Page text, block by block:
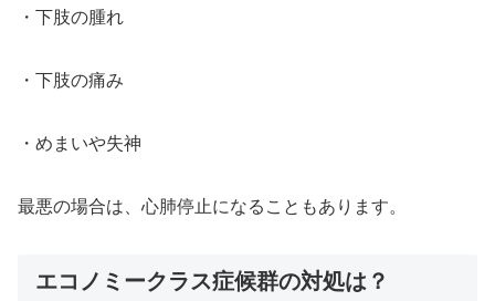
・下肢の腫れ
・下肢の痛み
・めまいや失神
最悪の場合は、心肺停止になることもあります。
エコノミークラス症候群の対処は？